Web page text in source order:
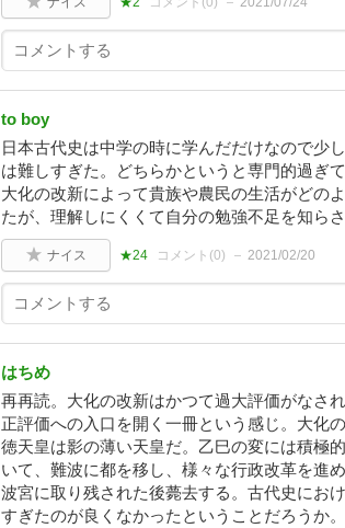
to boy
日本古代史は中学の時に学んだだけなので少
は難しすぎた。どちらかというと専門的過ぎ
大化の改新によって貴族や農民の生活がどの
たが、理解しにくくて自分の勉強不足を知らさ
ナイス ★24 コメント(0) 2021/02/20
はちめ
再再読。大化の改新はかつて過大評価がなさ
正評価への入口を開く一冊という感じ。大化
徳天皇は影の薄い天皇だ。乙巳の変には積極
いて、難波に都を移し、様々な行政改革を進
波宮に取り残された後薨去する。古代史にお
すぎたのが良くなかったということだろうか